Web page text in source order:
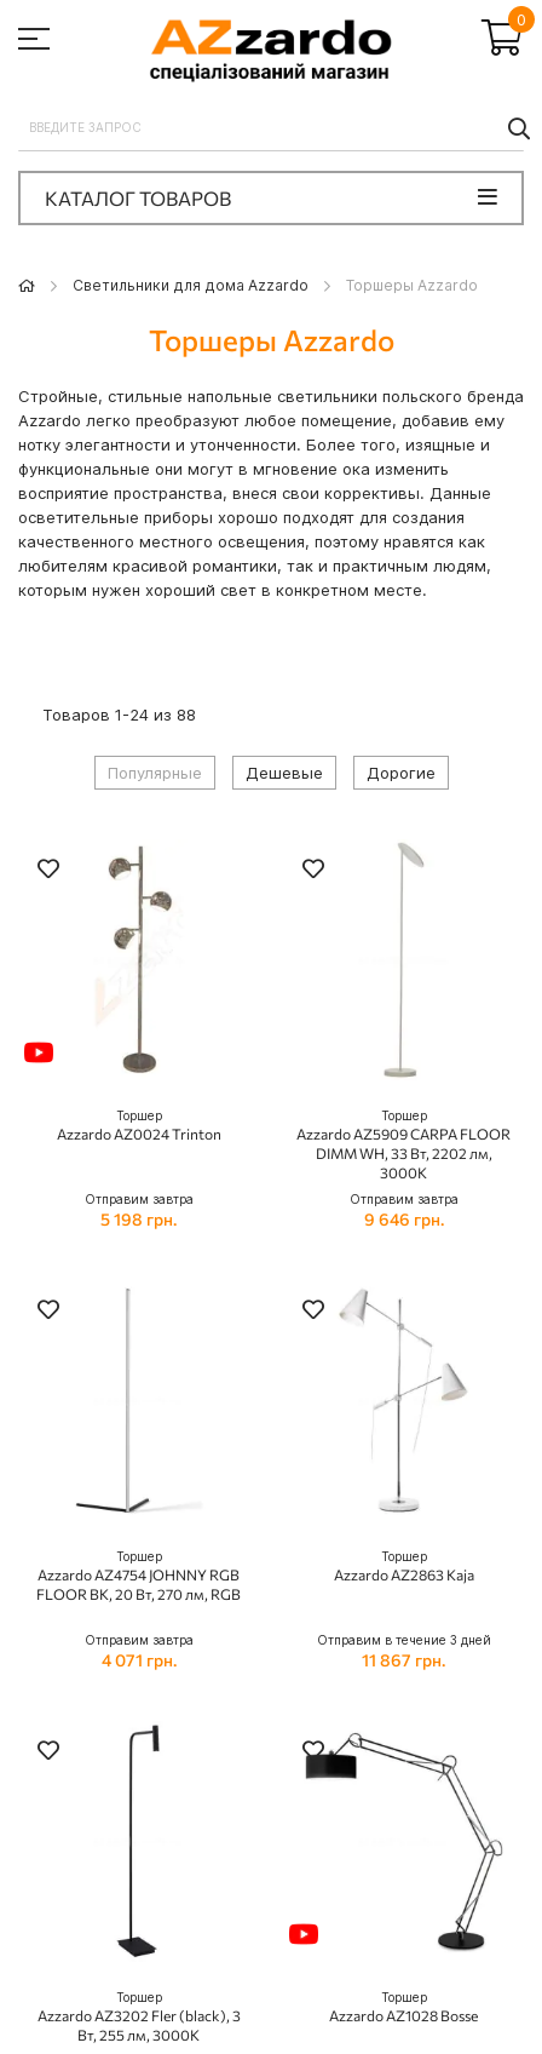
0
КАТАЛОГ ТОВАРОВ
Светильники для дома Azzardo Торшеры Azzardo
Торшеры Azzardo
Стройные, стильные напольные светильники польского бренда
Azzardo легко преобразуют любое помещение, добавив ему
нотку элегантности и утонченности. Более того, изящные и
функциональные они могут в мгновение ока изменить
восприятие пространства, внеся свои коррективы. Данные
осветительные приборы хорошо подходят для создания
качественного местного освещения, поэтому нравятся как
любителям красивой романтики, так и практичным людям,
которым нужен хороший свет в конкретном месте.
Товаров 1-24 из 88
Популярные Дешевые Дорогие
Торшер
Azzardo AZ0024 Trinton
Отправим завтра
5 198 грн.
Торшер
Azzardo AZ5909 CARPA FLOOR
DIMM WH, 33 Вт, 2202 лм,
3000К
Отправим завтра
9 646 грн.
Торшер
Azzardo AZ4754 JOHNNY RGB
FLOOR BK, 20 Вт, 270 лм, RGB
Отправим завтра
4 071 грн.
Торшер
Azzardo AZ2863 Kaja
Отправим в течение 3 дней
11 867 грн.
Торшер
Azzardo AZ3202 Fler (black), 3
Вт, 255 лм, 3000K
Торшер
Azzardo AZ1028 Bosse